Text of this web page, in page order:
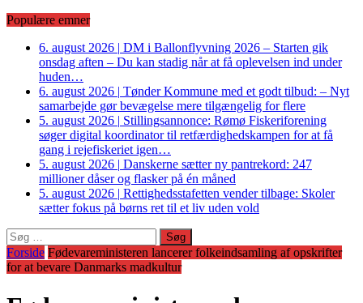
Populære emner
6. august 2026 | DM i Ballonflyvning 2026 – Starten gik
onsdag aften – Du kan stadig når at få oplevelsen ind under
huden…
6. august 2026 | Tønder Kommune med et godt tilbud: – Nyt
samarbejde gør bevægelse mere tilgængelig for flere
5. august 2026 | Stillingsannonce: Rømø Fiskeriforening
søger digital koordinator til retfærdighedskampen for at få
gang i rejefiskeriet igen…
5. august 2026 | Danskerne sætter ny pantrekord: 247
millioner dåser og flasker på én måned
5. august 2026 | Rettighedsstafetten vender tilbage: Skoler
sætter fokus på børns ret til et liv uden vold
Søg
efter:
Forside Fødevareministeren lancerer folkeindsamling af opskrifter
for at bevare Danmarks madkultur